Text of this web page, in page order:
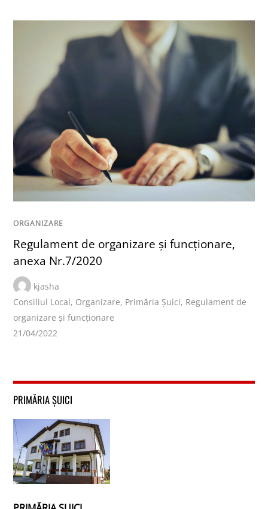
ORGANIZARE
Regulament de organizare și funcționare,
anexa Nr.7/2020
kjasha
Consiliul Local, Organizare, Primăria Șuici, Regulament de
organizare și funcționare
21/04/2022
PRIMĂRIA ȘUICI